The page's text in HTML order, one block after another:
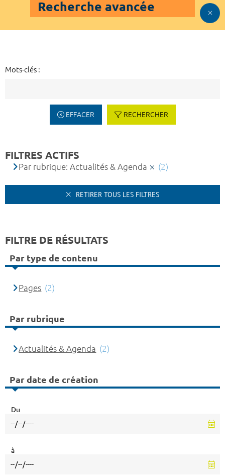
Recherche avancée
Mots-clés :
EFFACER RECHERCHER
FILTRES ACTIFS
Par rubrique: Actualités & Agenda (2)
RETIRER TOUS LES FILTRES
FILTRE DE RÉSULTATS
Par type de contenu
Pages (2)
Par rubrique
Actualités & Agenda (2)
Par date de création
Du
à